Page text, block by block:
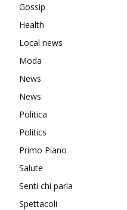
Gossip
Health
Local news
Moda
News
News
Politica
Politics
Primo Piano
Salute
Senti chi parla
Spettacoli